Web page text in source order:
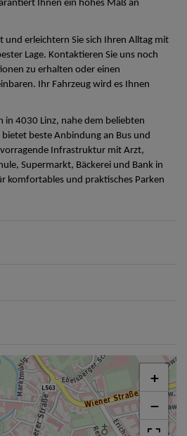
Ihnen ein hohes Maß an
und erleichtern Sie sich Ihren Alltag mit
Lage. Kontaktieren Sie uns noch
zu erhalten oder einen
Ihr Fahrzeug wird es Ihnen
in 4030 Linz, nahe dem beliebten
bietet beste Anbindung an Bus und
Infrastruktur mit Arzt,
Supermarkt, Bäckerei und Bank in
komfortables und praktisches Parken
+
−